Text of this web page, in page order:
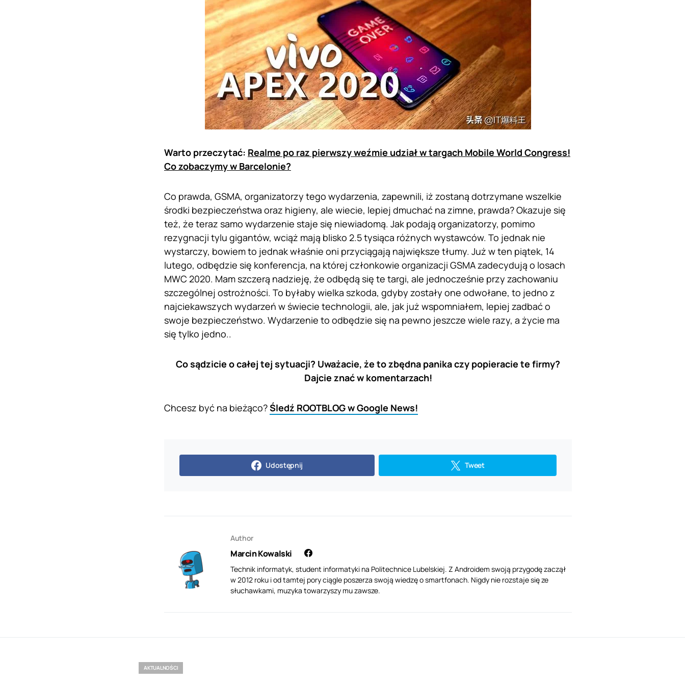
Warto przeczytać: Realme po raz pierwszy weźmie udział w targach Mobile World Congress!
Co zobaczymy w Barcelonie?
Co prawda, GSMA, organizatorzy tego wydarzenia, zapewnili, iż zostaną dotrzymane wszelkie
środki bezpieczeństwa oraz higieny, ale wiecie, lepiej dmuchać na zimne, prawda? Okazuje się
też, że teraz samo wydarzenie staje się niewiadomą. Jak podają organizatorzy, pomimo
rezygnacji tylu gigantów, wciąż mają blisko 2.5 tysiąca różnych wystawców. To jednak nie
wystarczy, bowiem to jednak właśnie oni przyciągają największe tłumy. Już w ten piątek, 14
lutego, odbędzie się konferencja, na której członkowie organizacji GSMA zadecydują o losach
MWC 2020. Mam szczerą nadzieję, że odbędą się te targi, ale jednocześnie przy zachowaniu
szczególnej ostrożności. To byłaby wielka szkoda, gdyby zostały one odwołane, to jedno z
najciekawszych wydarzeń w świecie technologii, ale, jak już wspomniałem, lepiej zadbać o
swoje bezpieczeństwo. Wydarzenie to odbędzie się na pewno jeszcze wiele razy, a życie ma
się tylko jedno..
Co sądzicie o całej tej sytuacji? Uważacie, że to zbędna panika czy popieracie te firmy?
Dajcie znać w komentarzach!
Chcesz być na bieżąco?Śledź ROOTBLOG w Google News!
Udostępnij Tweet
Author
Marcin Kowalski
Technik informatyk, student informatyki na Politechnice Lubelskiej. Z Androidem swoją przygodę zaczął
w 2012 roku i od tamtej pory ciągle poszerza swoją wiedzę o smartfonach. Nigdy nie rozstaje się ze
słuchawkami, muzyka towarzyszy mu zawsze.
AKTUALNOŚCI